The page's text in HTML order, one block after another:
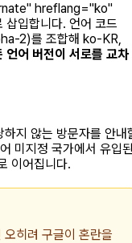
hreflang="ko"
삽입합니다. 언어 코드
2)를 조합해 ko-KR,
언어 버전이 서로를 교차
지 않는 방문자를 안내
미지정 국가에서 유입
이어집니다.
히려 구글이 혼란을